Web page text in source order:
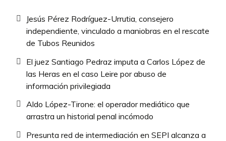
Jesús Pérez Rodríguez-Urrutia, consejero
independiente, vinculado a maniobras en el rescate
de Tubos Reunidos
El juez Santiago Pedraz imputa a Carlos López de
las Heras en el caso Leire por abuso de
información privilegiada
Aldo López-Tirone: el operador mediático que
arrastra un historial penal incómodo
Presunta red de intermediación en SEPI alcanza a